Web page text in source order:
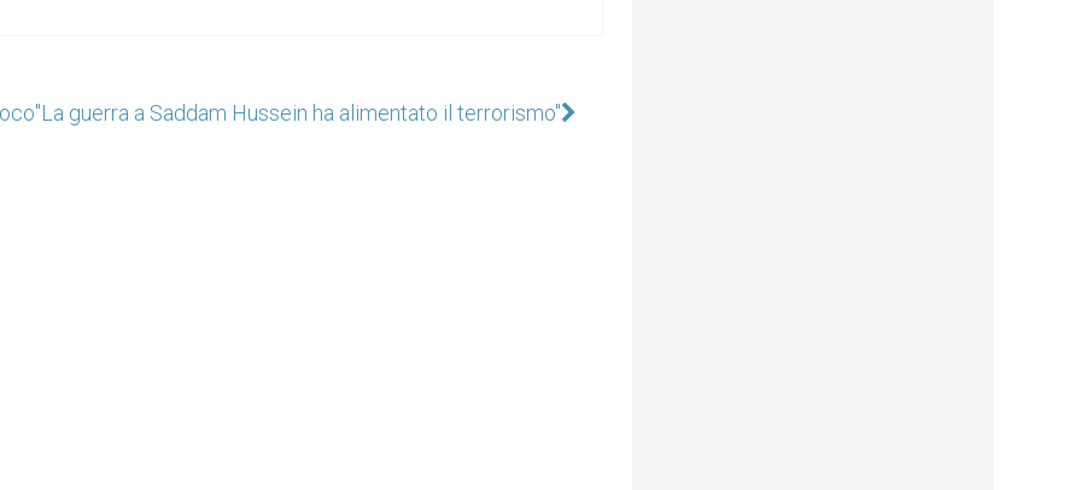
"La guerra a Saddam Hussein ha alimentato il terrorismo"